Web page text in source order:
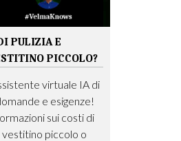
PULIZIA E
PICCOLO?
virtuale IA di
e esigenze!
sui costi di
vestitino piccolo o